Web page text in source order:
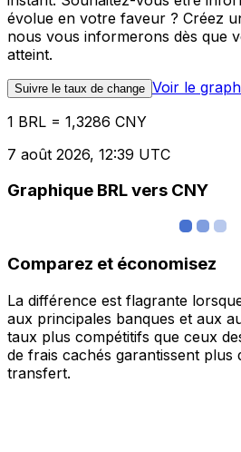
évolue en votre faveur ? Créez
nous vous informerons dès que
atteint.
Suivre le taux de change Voir le
1 BRL = 1,3286 CNY
7 août 2026, 12:39 UTC
Graphique BRL vers CNY
Comparez et économisez
La différence est flagrante
aux principales banques et aux
taux plus compétitifs que ceux
de frais cachés garantissent plus
transfert.